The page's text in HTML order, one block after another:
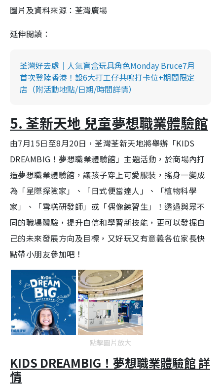
圖片及資料來源：荃灣廣場
延伸閲讀：
荃灣好去處｜人氣盲盒玩具角色Monday Bruce7月
首次登陸香港！設6大打工仔共鳴打卡位+期間限定
店（附活動地點/日期/時間詳情）
5. 荃新天地 兒童夢想職業體驗館
由7月15日至8月20日，荃灣荃新天地將舉辦「KIDS
DREAMBIG！夢想職業體驗館」主題活動，於商場內打
造夢想職業體驗館，讓孩子穿上可愛服裝，搖身一變成
為「星際探險家」、「日式便當達人」、「植物科學
家」、「雪糕研發師」或「偶像練習生」！透過與眾不
同的職場體驗，提升自信和學習新技能，更可以發掘自
己的未來發展方向及目標，又好玩又有意義各位家長快
點帶小朋友參加吧！
點擊圖片放大
KIDS DREAMBIG！夢想職業體驗館 詳
情